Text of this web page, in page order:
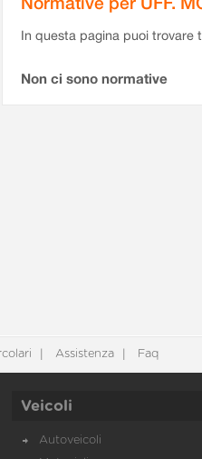
In questa pagina puoi
Non ci sono normative
Assistenza Faq
Veicoli
Autoveicoli